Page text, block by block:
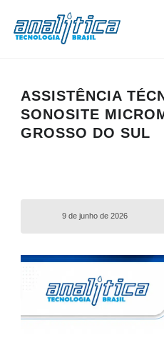
ASSISTÊNCIA
SONOSITE
GROSSO DO SUL
9 de junho de 2026